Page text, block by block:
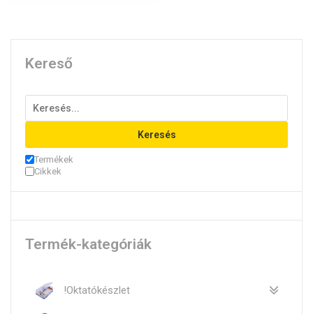
A
ki
Kereső
Keresés
Termékek
Cikkek
Termék-kategóriák
!Oktatókészlet